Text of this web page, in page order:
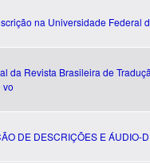
na Universidade Federal
da Revista Brasileira de
vo
DE DESCRIÇÕES E ÁUDIO-